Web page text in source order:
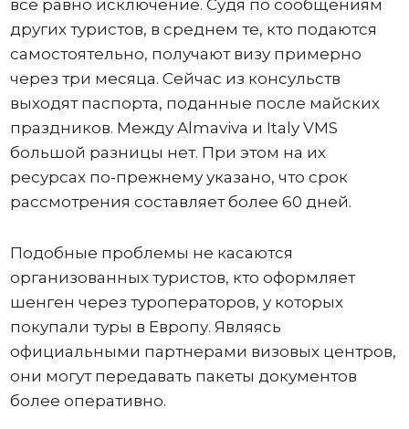
все равно исключение. Судя по сообщениям
других туристов, в среднем те, кто подаются
самостоятельно, получают визу примерно
через три месяца. Сейчас из консульств
выходят паспорта, поданные после майских
праздников. Между Almaviva и Italy VMS
большой разницы нет. При этом на их
ресурсах по-прежнему указано, что срок
рассмотрения составляет более 60 дней.
Подобные проблемы не касаются
организованных туристов, кто оформляет
шенген через туроператоров, у которых
покупали туры в Европу. Являясь
официальными партнерами визовых центров,
они могут передавать пакеты документов
более оперативно.